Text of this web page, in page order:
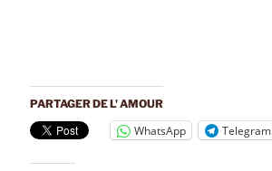
PARTAGER DE L' AMOUR
WhatsApp Telegram